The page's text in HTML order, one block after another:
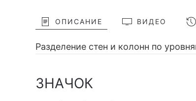
ОПИСАНИЕ ВИДЕО
Разделение стен и колонн по
ЗНАЧОК